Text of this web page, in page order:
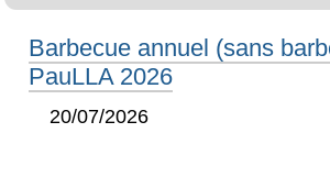
Barbecue annuel (sans
PauLLA 2026
20/07/2026